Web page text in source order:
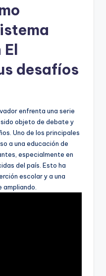
desafíos
enfrenta una serie
objeto de debate y
Uno de los principales
a una educación de
especialmente en
del país. Esto ha
escolar y a una